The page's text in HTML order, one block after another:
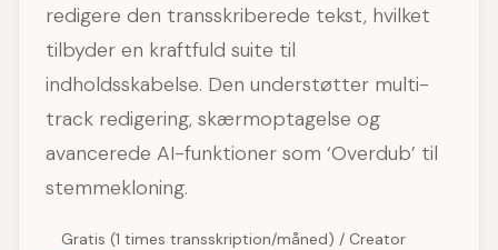
redigere den transskriberede tekst, hvilket
tilbyder en kraftfuld suite til
indholdsskabelse. Den understøtter multi-
track redigering, skærmoptagelse og
avancerede AI-funktioner som ‘Overdub’ til
stemmekloning.
Gratis (1 times transskription/måned) / Creator